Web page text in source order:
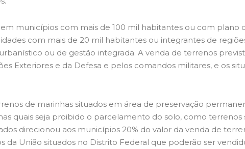
municípios com mais de 100 mil habitantes ou com plano
com mais de 20 mil habitantes ou integrantes de
ou de gestão integrada. A venda de terrenos
Exteriores e da Defesa e pelos comandos militares, e os
de marinhas situados em área de preservação
quais seja proibido o parcelamento do solo, como terrenos
direcionou aos municípios 20% do valor da venda de
da União situados no Distrito Federal que poderão ser